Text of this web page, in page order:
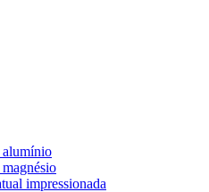
alumínio
impressionada